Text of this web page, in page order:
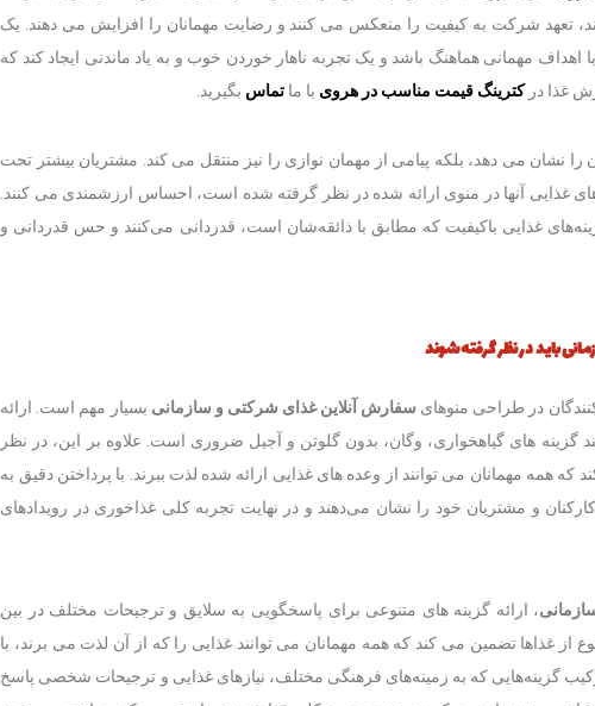
تعهد شرکت به کیفیت را منعکس می کنند و رضایت مهمانان را افزایش می دهند. یک
مهمانی هماهنگ باشد و یک تجربه ناهار خوردن خوب و به یاد ماندنی ایجاد کند که
غذا درکترینگ قیمت مناسب در هروی با ما تماس بگیرید.
را نشان می دهد، بلکه پیامی از مهمان نوازی را نیز منتقل می کند. مشتریان بیشتر تحت
غذایی آنها در منوی ارائه شده در نظر گرفته شده است، احساس ارزشمندی می کنند.
غذایی باکیفیت که مطابق با ذائقه‌شان است، قدردانی می‌کنند و حس قدردانی و
باید در نظر گرفته شوند
در طراحی منوهای سفارش آنلاین غذای شرکتی و سازمانی بسیار مهم است. ارائه
گزینه های گیاهخواری، وگان، بدون گلوتن و آجیل ضروری است. علاوه بر این، در نظر
همه مهمانان می توانند از وعده های غذایی ارائه شده لذت ببرند. با پرداختن دقیق به
و مشتریان خود را نشان می‌دهند و در نهایت تجربه کلی غذاخوری در رویدادهای
، ارائه گزینه های متنوعی برای پاسخگویی به سلایق و ترجیحات مختلف در بین
غذاها تضمین می کند که همه مهمانان می توانند غذایی را که از آن لذت می برند، با
گزینه‌هایی که به زمینه‌های فرهنگی مختلف، نیازهای غذایی و ترجیحات شخصی پاسخ